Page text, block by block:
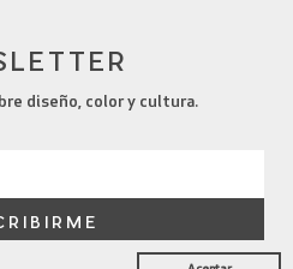
diseño, color y cultura.